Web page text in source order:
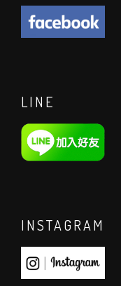
LINE
INSTAGRAM